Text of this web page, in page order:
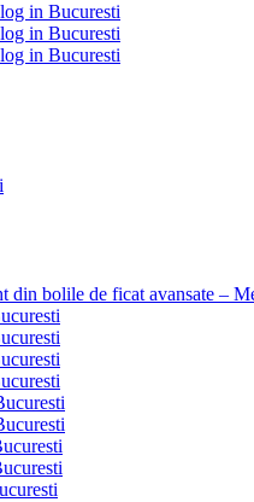
in Bucuresti
in Bucuresti
in Bucuresti
din bolile de ficat avansate –